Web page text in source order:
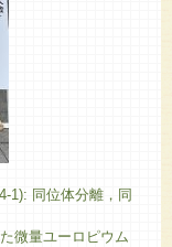
1): 同位体分離，同
微量ユーロピウム